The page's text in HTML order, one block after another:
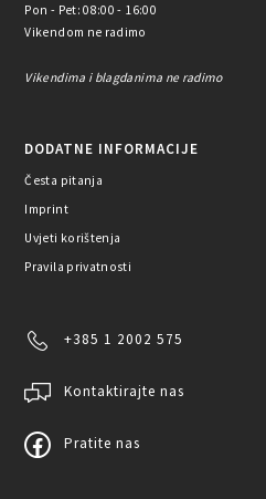
Pon - Pet: 08:00 - 16:00
Vikendom ne radimo
Vikendima i blagdanima ne radimo
DODATNE INFORMACIJE
Česta pitanja
Imprint
Uvjeti korištenja
Pravila privatnosti
+385 1 2002 575
Kontaktirajte nas
Pratite nas